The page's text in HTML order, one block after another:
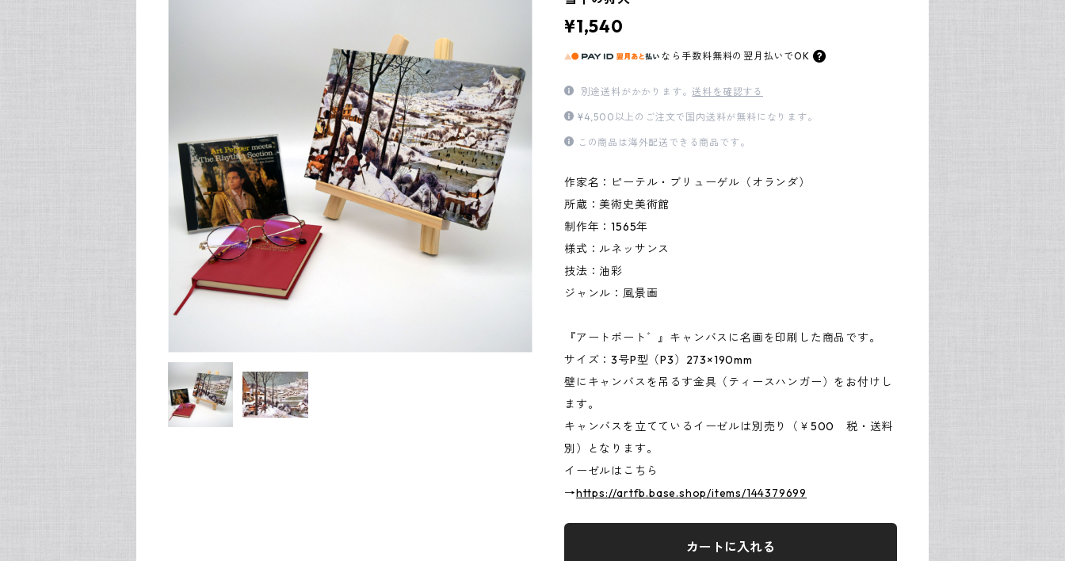
¥1,540
なら 手数料無料の 翌月払いでOK
別途送料がかかります。送料を確認する
¥4,500以上のご注文で国内送料が無料になります。
この商品は海外配送できる商品です。
作家名：ピーテル・ブリューゲル（オランダ）
所蔵：美術史美術館
制作年：1565年
様式：ルネッサンス
技法：油彩
ジャンル：風景画
『アートボート゛』キャンバスに名画を印刷した商品です。
サイズ：3号P型（P3）273×190mm
壁にキャンバスを吊るす金具（ティースハンガー）をお付けし
ます。
キャンバスを立てているイーゼルは別売り（￥500 税・送料
別）となります。
イーゼルはこちら
→https://artfb.base.shop/items/144379699
カートに入れる